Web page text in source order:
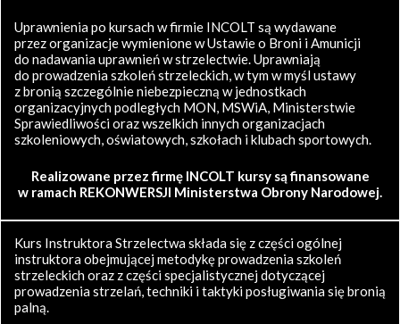
Uprawnienia po kursach w firmie INCOLT są wydawane
przez organizacje wymienione w Ustawie o Broni i Amunicji
do nadawania uprawnień w strzelectwie. Uprawniają
do prowadzenia szkoleń strzeleckich, w tym w myśl ustawy
z bronią szczególnie niebezpieczną w jednostkach
organizacyjnych podległych MON, MSWiA, Ministerstwie
Sprawiedliwości oraz wszelkich innych organizacjach
szkoleniowych, oświatowych, szkołach i klubach sportowych.
Realizowane przez firmę INCOLT kursy są finansowane
w ramach REKONWERSJI Ministerstwa Obrony Narodowej.
Kurs Instruktora Strzelectwa składa się z części ogólnej
instruktora obejmującej metodykę prowadzenia szkoleń
strzeleckich oraz z części specjalistycznej dotyczącej
prowadzenia strzelań, techniki i taktyki posługiwania się bronią
palną.